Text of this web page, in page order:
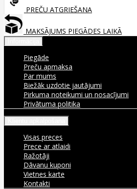
PREČU ATGRIEŠANA
MAKSĀJUMS PIEGĀDES LAIKĀ
Piegāde
Preču apmaksa
Par mums
Biežāk uzdotie jautājumi
Pirkuma noteikumi un nosacījumi
Privātuma politika
Visas preces
Prece ar atlaidi
Ražotāji
Dāvanu kuponi
Vietnes karte
Kontakti